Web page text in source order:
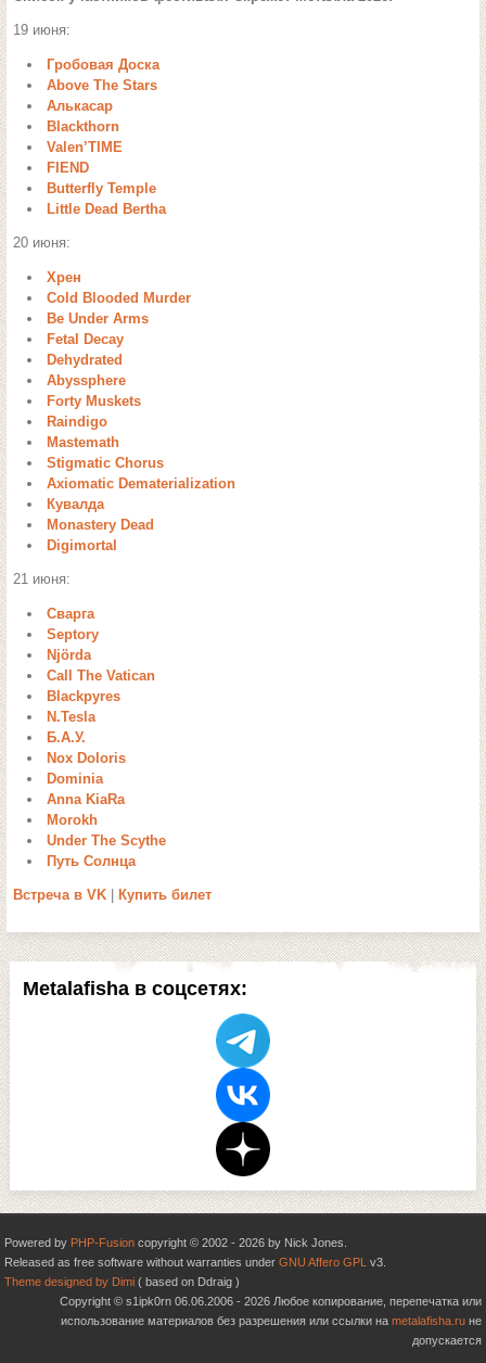
Metalafisha в соцсетях:
19 июня:
Гробовая Доска
Above The Stars
Алькасар
Blackthorn
Valen’TIME
FIEND
Butterfly Temple
Little Dead Bertha
20 июня:
Хрен
Cold Blooded Murder
Be Under Arms
Fetal Decay
Dehydrated
Abyssphere
Forty Muskets
Raindigo
Mastemath
Stigmatic Chorus
Axiomatic Dematerialization
Кувалда
Monastery Dead
Digimortal
21 июня:
Сварга
Septory
Njörda
Call The Vatican
Blackpyres
N.Tesla
Б.А.У.
Nox Doloris
Dominia
Anna KiaRa
Morokh
Under The Scythe
Путь Солнца
Встреча в VK Купить билет
Powered by PHP-Fusion copyright © 2002 - 2026 by Nick Jones.
Released as free software without warranties under GNU Affero GPL v3.
Theme designed by Dimi ( based on Ddraig )
Copyright © s1ipk0rn 06.06.2006 - 2026 Любое копирование, перепечатка или
использование материалов без разрешения или ссылки на metalafisha.ru не
допускается